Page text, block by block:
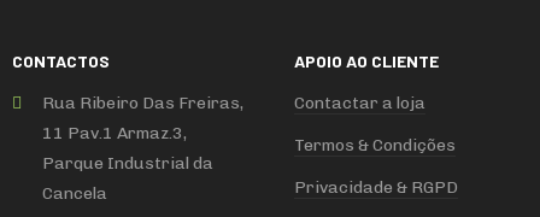
CONTACTOS
Rua Ribeiro Das Freiras,
11 Pav.1 Armaz.3,
Parque Industrial da
Cancela
APOIO AO CLIENTE
Contactar a loja
Termos & Condições
Privacidade & RGPD